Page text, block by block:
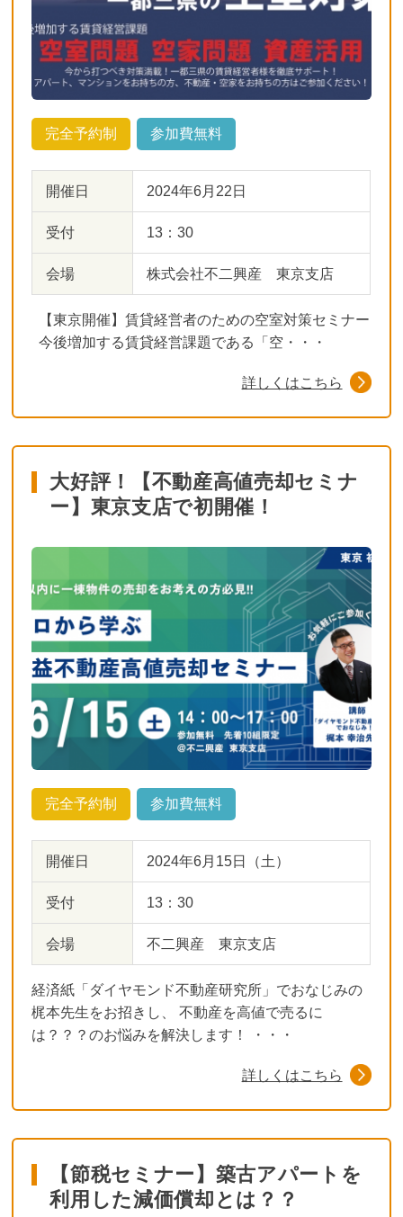
完全予約制 参加費無料
開催日 2024年6月22日
受付 13：30
会場 株式会社不二興産 東京支店
【東京開催】賃貸経営者のための空室対策セミナー
今後増加する賃貸経営課題である「空・・・
詳しくはこちら
大好評！【不動産高値売却セミナ
ー】東京支店で初開催！
完全予約制 参加費無料
開催日 2024年6月15日（土）
受付 13：30
会場 不二興産 東京支店
経済紙「ダイヤモンド不動産研究所」でおなじみの
梶本先生をお招きし、 不動産を高値で売るに
は？？？のお悩みを解決します！ ・・・
詳しくはこちら
【節税セミナー】築古アパートを
利用した減価償却とは？？